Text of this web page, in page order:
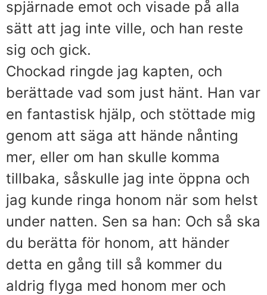
spjärnade emot och visade på alla
sätt att jag inte ville, och han reste
sig och gick.
Chockad ringde jag kapten, och
berättade vad som just hänt. Han var
en fantastisk hjälp, och stöttade mig
genom att säga att hände nånting
mer, eller om han skulle komma
tillbaka, såskulle jag inte öppna och
jag kunde ringa honom när som helst
under natten. Sen sa han: Och så ska
du berätta för honom, att händer
detta en gång till så kommer du
aldrig flyga med honom mer och